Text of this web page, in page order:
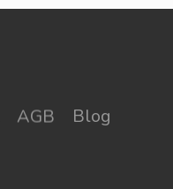
AGB
Blog